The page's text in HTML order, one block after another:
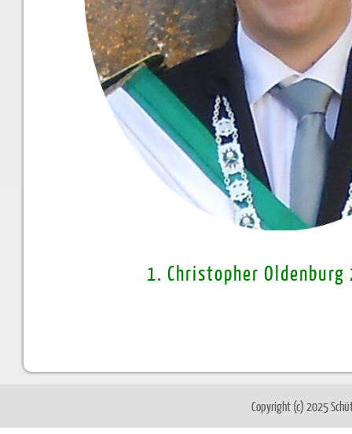
1. Christopher
Copyright (c) 2025